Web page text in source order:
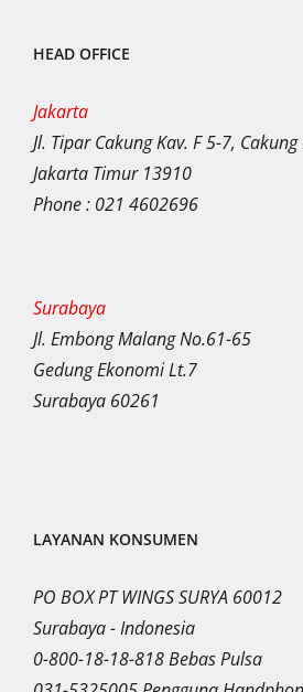
HEAD OFFICE
Jakarta
Jl. Tipar Cakung Kav. F 5-7,
Jakarta Timur 13910
Phone : 021 4602696
Surabaya
Jl. Embong Malang No.61-65
Gedung Ekonomi Lt.7
Surabaya 60261
LAYANAN KONSUMEN
PO BOX PT WINGS SURYA 60012
Surabaya - Indonesia
0-800-18-18-818 Bebas Pulsa